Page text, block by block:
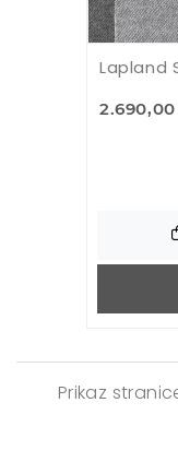
Lapland
2.690,00
Prikaz